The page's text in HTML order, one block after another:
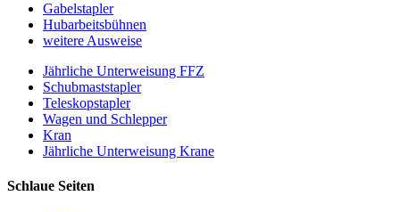
Gabelstapler
Hubarbeitsbühnen
weitere Ausweise
Jährliche Unterweisung FFZ
Schubmaststapler
Teleskopstapler
Wagen und Schlepper
Kran
Jährliche Unterweisung Krane
Schlaue Seiten